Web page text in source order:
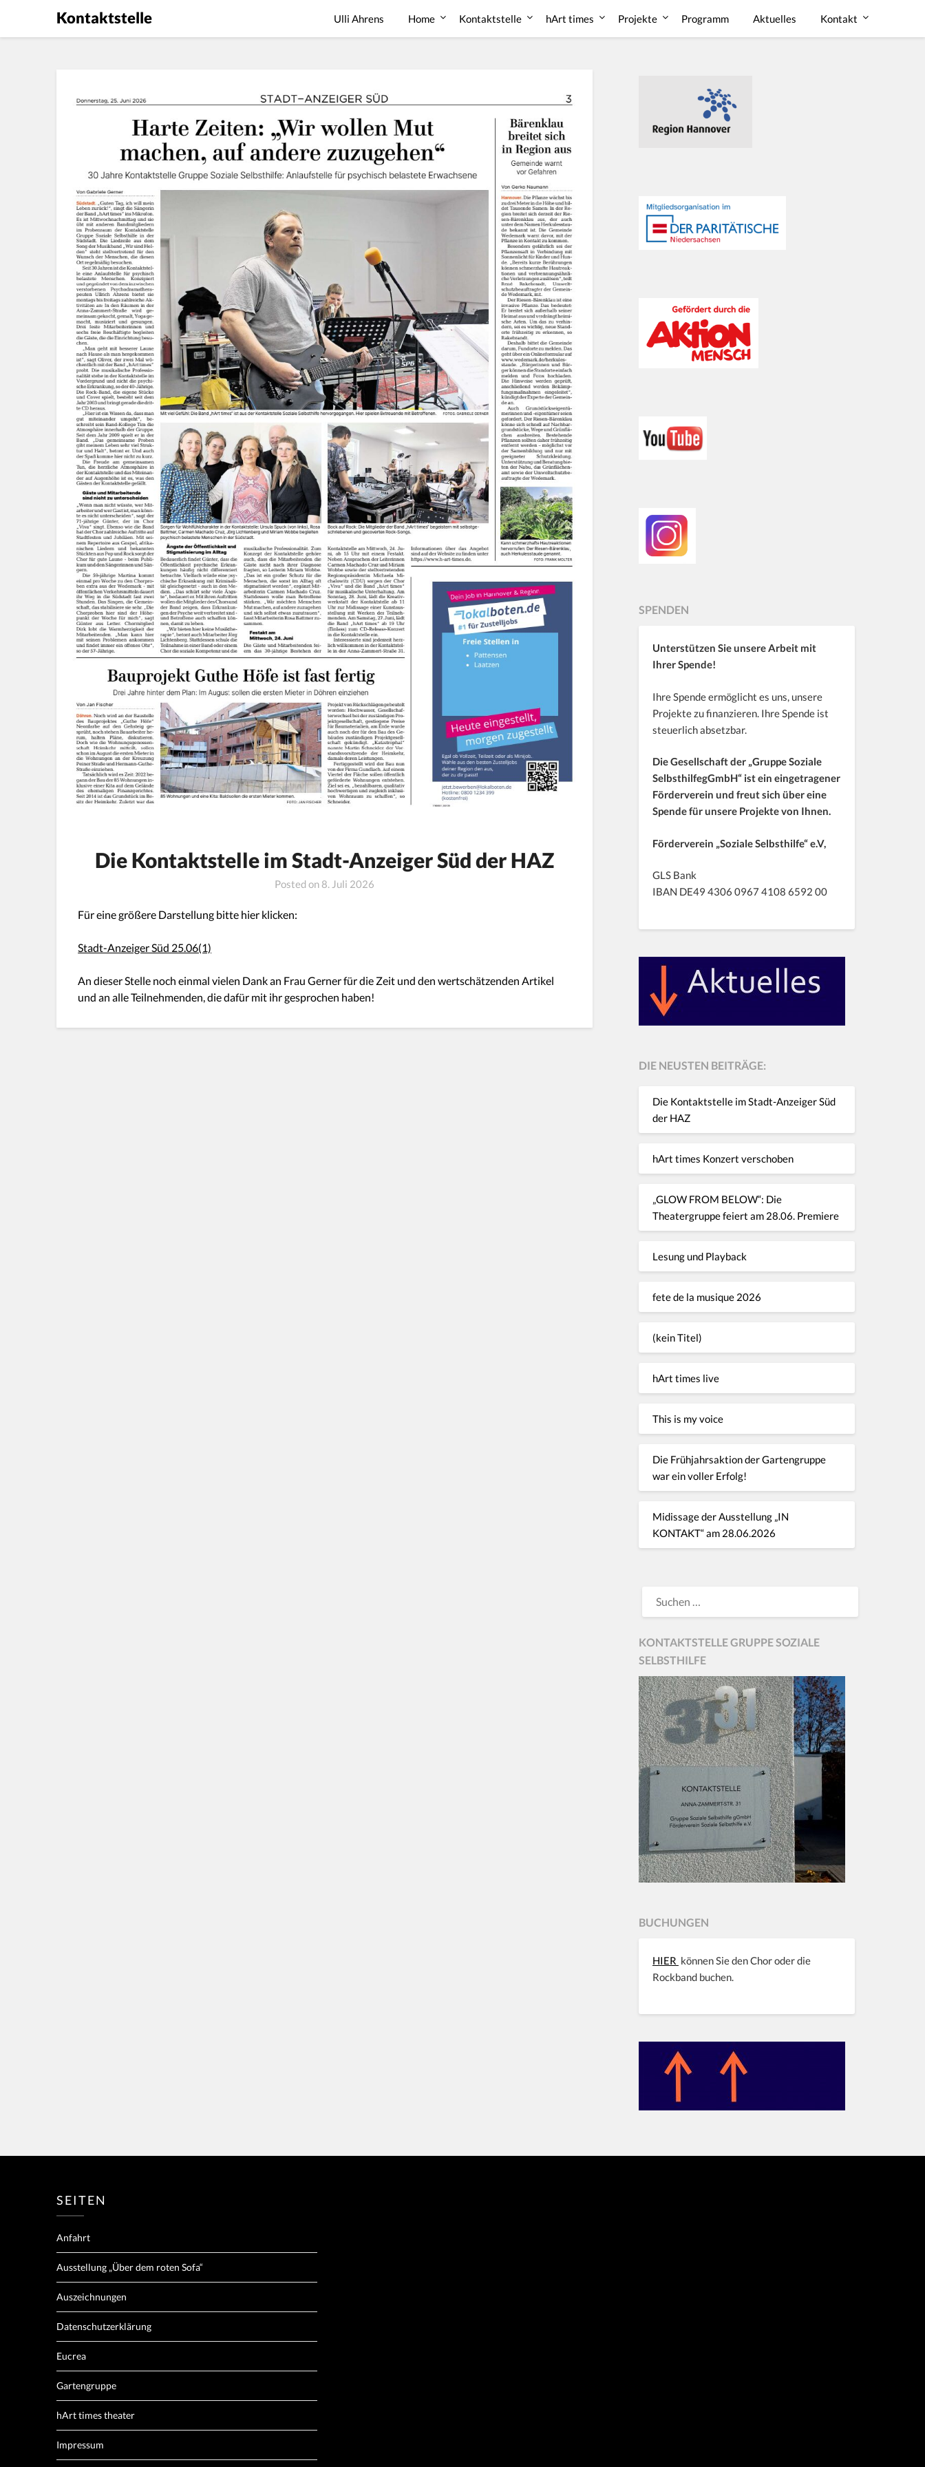
Kontaktstelle Ulli Ahrens Home Kontaktstelle hArt times Projekte Programm Aktuelles Kontakt
Die Kontaktstelle im Stadt-Anzeiger Süd der HAZ
Posted on 8. Juli 2026
Für eine größere Darstellung bitte hier klicken:
Stadt-Anzeiger Süd 25.06(1)
An dieser Stelle noch einmal vielen Dank an Frau Gerner für die Zeit und den wertschätzenden Artikel
und an alle Teilnehmenden, die dafür mit ihr gesprochen haben!
SPENDEN
Unterstützen Sie unsere Arbeit mit
Ihrer Spende!
Ihre Spende ermöglicht es uns, unsere
Projekte zu finanzieren. Ihre Spende ist
steuerlich absetzbar.
Die Gesellschaft der „Gruppe Soziale
SelbsthilfegGmbH“ ist ein eingetragener
Förderverein und freut sich über eine
Spende für unsere Projekte von Ihnen.
Förderverein „Soziale Selbsthilfe“ e.V,
GLS Bank
IBAN DE49 4306 0967 4108 6592 00
DIE NEUSTEN BEITRÄGE:
Die Kontaktstelle im Stadt-Anzeiger Süd
der HAZ
hArt times Konzert verschoben
„GLOW FROM BELOW“: Die
Theatergruppe feiert am 28.06. Premiere
Lesung und Playback
fete de la musique 2026
(kein Titel)
hArt times live
This is my voice
Die Frühjahrsaktion der Gartengruppe
war ein voller Erfolg!
Midissage der Ausstellung „IN
KONTAKT“ am 28.06.2026
KONTAKTSTELLE GRUPPE SOZIALE
SELBSTHILFE
BUCHUNGEN
HIER können Sie den Chor oder die
Rockband buchen.
SEITEN
Anfahrt
Ausstellung „Über dem roten Sofa“
Auszeichnungen
Datenschutzerklärung
Eucrea
Gartengruppe
hArt times theater
Impressum